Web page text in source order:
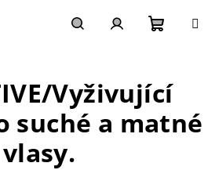
košík
Vyživující
suché a matné
vlasy.